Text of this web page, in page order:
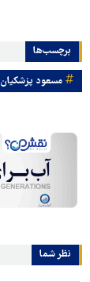
برچسب‌ها
مسعود پزشکیان
نظر شما